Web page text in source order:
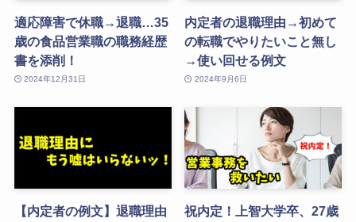
適応障害で休職→退職…35
歳の食品営業職の職務経歴
書を添削！
2024年12月31日
内定者の退職理由→初めて
の転職でやりたいこと無し
→使い回せる例文
2024年9月6日
【内定者の例文】退職理由
祝内定！上智大学卒、27歳